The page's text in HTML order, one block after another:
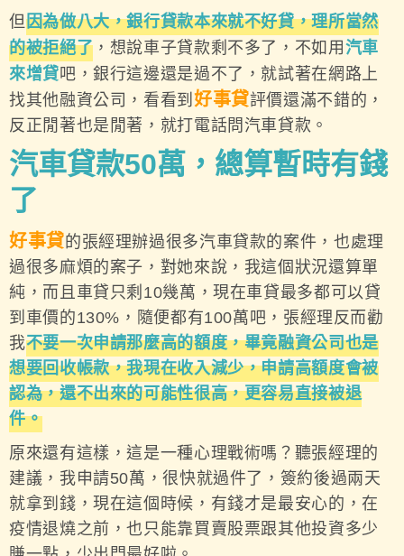
但因為做八大，銀行貸款本來就不好貸，理所當然
的被拒絕了 ，想說車子貸款剩不多了，不如用 汽車
來增貸吧，銀行這邊還是過不了，就試著在網路上
找其他融資公司，看看到 好事貸評價還滿不錯的，
反正閒著也是閒著，就打電話問汽車貸款。
汽車貸款50萬，總算暫時有錢
了
好事貸的張經理辦過很多汽車貸款的案件，也處理
過很多麻煩的案子，對她來說，我這個狀況還算單
純，而且車貸只剩10幾萬，現在車貸最多都可以貸
到車價的130%，隨便都有100萬吧，張經理反而勸
我不要一次申請那麼高的額度，畢竟融資公司也是
想要回收帳款，我現在收入減少，申請高額度會被
認為，還不出來的可能性很高，更容易直接被退
件。
原來還有這樣，這是一種心理戰術嗎？聽張經理的
建議，我申請50萬，很快就過件了，簽約後過兩天
就拿到錢，現在這個時候，有錢才是最安心的，在
疫情退燒之前，也只能靠買賣股票跟其他投資多少